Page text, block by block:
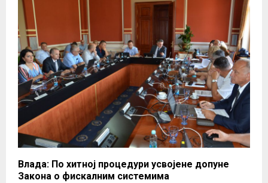
Влада: По хитној процедури усвојене допуне
Закона о фискалним системима